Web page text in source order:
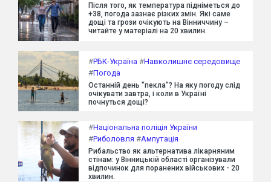
Після того, як температура підніметься до
+38, погода зазнає різких змін. Які саме
дощі та грози очікують на Вінниччину –
читайте у матеріалі на 20 хвилин.
#РБК-Україна #Навколишнє середовище
#Погода
Останній день "пекла"? На яку погоду слід
очікувати завтра, і коли в Україні
почнуться дощі?
#Національна поліція України
#Риболовля #Ампутація
Рибальство як альтернатива лікарняним
стінам: у Вінницькій області організували
відпочинок для поранених військових - 20
хвилин.